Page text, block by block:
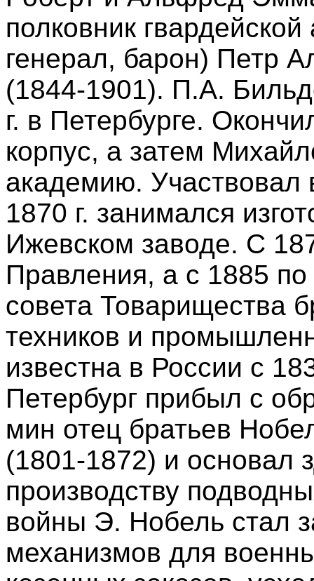
полковник
генерал, барон) Петр
(1844-1901). П.А.
г. в Петербурге.
корпус, а затем
академию. Участвовал
1870 г. занимался
Ижевском заводе. С
Правления, а с 1885 по
совета Товарищества
техников и
известна в России с
Петербург прибыл с
мин отец братьев
(1801-1872) и основал
производству
войны Э. Нобель стал
механизмов для